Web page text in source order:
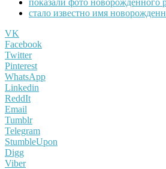
показали фото новорожденного
стало известно имя
VK
Facebook
Twitter
Pinterest
WhatsApp
Linkedin
ReddIt
Email
Tumblr
Telegram
StumbleUpon
Digg
Viber